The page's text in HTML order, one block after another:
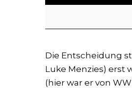
Die Entscheidung
Luke Menzies) erst
(hier war er von